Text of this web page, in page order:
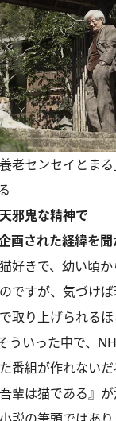
老センセイとまる
邪鬼な精神で
された経緯を聞
好きで、幼い頃
ですが、気づけ
取り上げられる
ういった中で、
番組が作れないだ
輩は猫である』